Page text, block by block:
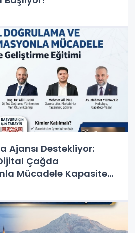
Ajansı Destekliyor:
Çağda
Mücadele Kapasite